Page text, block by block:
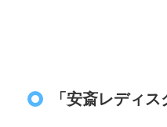
「安斎レディ